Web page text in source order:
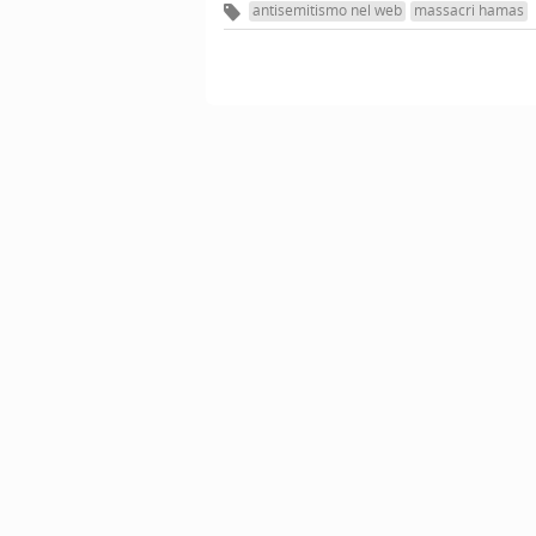
antisemitismo nel web massacri hamas